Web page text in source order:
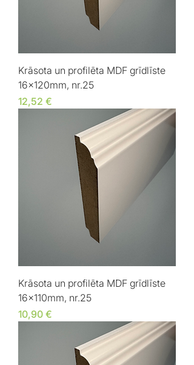
Krāsota un profilēta MDF grīdlīste
16x120mm, nr.25
Cena
12,52 €
Krāsota un profilēta MDF grīdlīste
16x110mm, nr.25
Cena
10,90 €